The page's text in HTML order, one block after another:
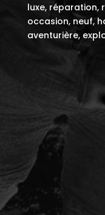
luxe, réparation,
occasion, neuf,
aventurière,